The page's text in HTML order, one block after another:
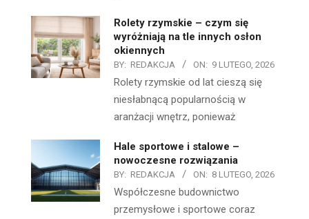
Rolety rzymskie – czym się
wyróżniają na tle innych osłon
okiennych
BY: REDAKCJA ON: 9 LUTEGO, 2026
Rolety rzymskie od lat cieszą się
niesłabnącą popularnością w
aranżacji wnętrz, ponieważ
Hale sportowe i stalowe –
nowoczesne rozwiązania
BY: REDAKCJA ON: 8 LUTEGO, 2026
Współczesne budownictwo
przemysłowe i sportowe coraz